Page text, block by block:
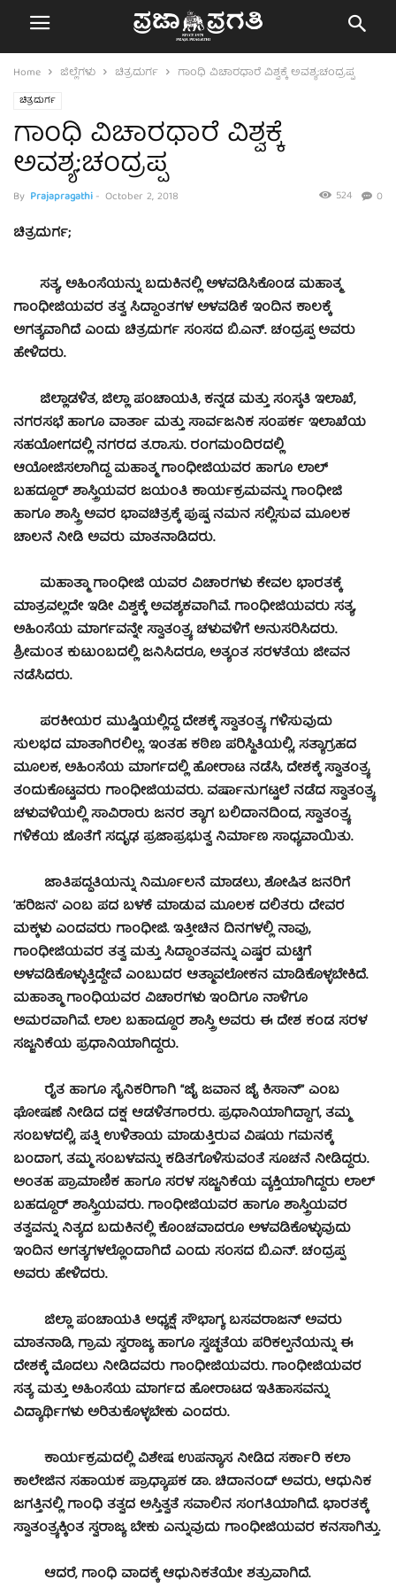
Home ಜಿಲ್ಲೆಗಳು ಚಿತ್ರದುರ್ಗ ಗಾಂಧಿ ವಿಚಾರಧಾರೆ ವಿಶ್ವಕ್ಕೆ ಅವಶ್ಯ:ಚಂದ್ರಪ್ಪ
ಚಿತ್ರದುರ್ಗ
ಗಾಂಧಿ ವಿಚಾರಧಾರೆ ವಿಶ್ವಕ್ಕೆ
ಅವಶ್ಯ:ಚಂದ್ರಪ್ಪ
By Prajapragathi- October 2, 2018 0
524
ಚಿತ್ರದುರ್ಗ;
ಸತ್ಯ, ಅಹಿಂಸೆಯನ್ನು ಬದುಕಿನಲ್ಲಿ ಅಳವಡಿಸಿಕೊಂಡ ಮಹಾತ್ಮ
ಗಾಂಧೀಜಿಯವರ ತತ್ವ ಸಿದ್ಧಾಂತಗಳ ಅಳವಡಿಕೆ ಇಂದಿನ ಕಾಲಕ್ಕೆ
ಅಗತ್ಯವಾಗಿದೆ ಎಂದು ಚಿತ್ರದುರ್ಗ ಸಂಸದ ಬಿ.ಎನ್. ಚಂದ್ರಪ್ಪ ಅವರು
ಹೇಳಿದರು.
ಜಿಲ್ಲಾಡಳಿತ, ಜಿಲ್ಲಾ ಪಂಚಾಯತಿ, ಕನ್ನಡ ಮತ್ತು ಸಂಸ್ಕತಿ ಇಲಾಖೆ,
ನಗರಸಭೆ ಹಾಗೂ ವಾರ್ತಾ ಮತ್ತು ಸಾರ್ವಜನಿಕ ಸಂಪರ್ಕ ಇಲಾಖೆಯ
ಸಹಯೋಗದಲ್ಲಿ ನಗರದ ತ.ರಾ.ಸು. ರಂಗಮಂದಿರದಲ್ಲಿ
ಆಯೋಜಿಸಲಾಗಿದ್ದ ಮಹಾತ್ಮ ಗಾಂಧೀಜಿಯವರ ಹಾಗೂ ಲಾಲ್
ಬಹದ್ದೂರ್ ಶಾಸ್ತ್ರಿಯವರ ಜಯಂತಿ ಕಾರ್ಯಕ್ರಮವನ್ನು ಗಾಂಧೀಜಿ
ಹಾಗೂ ಶಾಸ್ತ್ರಿ ಅವರ ಭಾವಚಿತ್ರಕ್ಕೆ ಪುಷ್ಪ ನಮನ ಸಲ್ಲಿಸುವ ಮೂಲಕ
ಚಾಲನೆ ನೀಡಿ ಅವರು ಮಾತನಾಡಿದರು.
ಮಹಾತ್ಮಾ ಗಾಂಧೀಜಿ ಯವರ ವಿಚಾರಗಳು ಕೇವಲ ಭಾರತಕ್ಕೆ
ಮಾತ್ರವಲ್ಲದೇ ಇಡೀ ವಿಶ್ವಕ್ಕೆ ಅವಶ್ಯಕವಾಗಿವೆ. ಗಾಂಧೀಜಿಯವರು ಸತ್ಯ,
ಅಹಿಂಸೆಯ ಮಾರ್ಗವನ್ನೇ ಸ್ವಾತಂತ್ರ್ಯ ಚಳುವಳಿಗೆ ಅನುಸರಿಸಿದರು.
ಶ್ರೀಮಂತ ಕುಟುಂಬದಲ್ಲಿ ಜನಿಸಿದರೂ, ಅತ್ಯಂತ ಸರಳತೆಯ ಜೀವನ
ನಡೆಸಿದರು.
ಪರಕೀಯರ ಮುಷ್ಟಿಯಲ್ಲಿದ್ದ ದೇಶಕ್ಕೆ ಸ್ವಾತಂತ್ರ್ಯ ಗಳಿಸುವುದು
ಸುಲಭದ ಮಾತಾಗಿರಲಿಲ್ಲ. ಇಂತಹ ಕಠಿಣ ಪರಿಸ್ಥಿತಿಯಲ್ಲಿ, ಸತ್ಯಾಗ್ರಹದ
ಮೂಲಕ, ಅಹಿಂಸೆಯ ಮಾರ್ಗದಲ್ಲಿ ಹೋರಾಟ ನಡೆಸಿ, ದೇಶಕ್ಕೆ ಸ್ವಾತಂತ್ರ್ಯ
ತಂದುಕೊಟ್ಟವರು ಗಾಂಧೀಜಿಯವರು. ವರ್ಷಾನುಗಟ್ಟಲೆ ನಡೆದ ಸ್ವಾತಂತ್ರ್ಯ
ಚಳುವಳಿಯಲ್ಲಿ ಸಾವಿರಾರು ಜನರ ತ್ಯಾಗ ಬಲಿದಾನದಿಂದ, ಸ್ವಾತಂತ್ರ್ಯ
ಗಳಿಕೆಯ ಜೊತೆಗೆ ಸದೃಢ ಪ್ರಜಾಪ್ರಭುತ್ವ ನಿರ್ಮಾಣ ಸಾಧ್ಯವಾಯಿತು.
ಜಾತಿಪದ್ಧತಿಯನ್ನು ನಿರ್ಮೂಲನೆ ಮಾಡಲು, ಶೋಷಿತ ಜನರಿಗೆ
‘ಹರಿಜನ’ ಎಂಬ ಪದ ಬಳಕೆ ಮಾಡುವ ಮೂಲಕ ದಲಿತರು ದೇವರ
ಮಕ್ಕಳು ಎಂದವರು ಗಾಂಧೀಜಿ. ಇತ್ತೀಚಿನ ದಿನಗಳಲ್ಲಿ ನಾವು,
ಗಾಂಧೀಜಿಯವರ ತತ್ವ ಮತ್ತು ಸಿದ್ಧಾಂತವನ್ನು ಎಷ್ಟರ ಮಟ್ಟಿಗೆ
ಅಳವಡಿಕೊಳ್ಳುತ್ತಿದ್ದೇವೆ ಎಂಬುದರ ಆತ್ಮಾವಲೋಕನ ಮಾಡಿಕೊಳ್ಳಬೇಕಿದೆ.
ಮಹಾತ್ಮಾ ಗಾಂಧಿಯವರ ವಿಚಾರಗಳು ಇಂದಿಗೂ ನಾಳಿಗೂ
ಅಮರವಾಗಿವೆ. ಲಾಲ ಬಹಾದ್ದೂರ ಶಾಸ್ತ್ರಿ ಅವರು ಈ ದೇಶ ಕಂಡ ಸರಳ
ಸಜ್ಜನಿಕೆಯ ಪ್ರಧಾನಿಯಾಗಿದ್ದರು.
ರೈತ ಹಾಗೂ ಸೈನಿಕರಿಗಾಗಿ “ಜೈ ಜವಾನ ಜೈ ಕಿಸಾನ್” ಎಂಬ
ಘೋಷಣೆ ನೀಡಿದ ದಕ್ಷ ಆಡಳಿತಗಾರರು. ಪ್ರಧಾನಿಯಾಗಿದ್ದಾಗ, ತಮ್ಮ
ಸಂಬಳದಲ್ಲಿ, ಪತ್ನಿ ಉಳಿತಾಯ ಮಾಡುತ್ತಿರುವ ವಿಷಯ ಗಮನಕ್ಕೆ
ಬಂದಾಗ, ತಮ್ಮ ಸಂಬಳವನ್ನು ಕಡಿತಗೊಳಿಸುವಂತೆ ಸೂಚನೆ ನೀಡಿದ್ದರು.
ಅಂತಹ ಪ್ರಾಮಾಣಿಕ ಹಾಗೂ ಸರಳ ಸಜ್ಜನಿಕೆಯ ವ್ಯಕ್ತಿಯಾಗಿದ್ದರು ಲಾಲ್
ಬಹದ್ದೂರ್ ಶಾಸ್ತ್ರಿಯವರು. ಗಾಂಧೀಜಿಯವರ ಹಾಗೂ ಶಾಸ್ತ್ರಿಯವರ
ತತ್ವವನ್ನು ನಿತ್ಯದ ಬದುಕಿನಲ್ಲಿ ಕೊಂಚವಾದರೂ ಅಳವಡಿಕೊಳ್ಳುವುದು
ಇಂದಿನ ಅಗತ್ಯಗಳಲ್ಲೊಂದಾಗಿದೆ ಎಂದು ಸಂಸದ ಬಿ.ಎನ್. ಚಂದ್ರಪ್ಪ
ಅವರು ಹೇಳಿದರು.
ಜಿಲ್ಲಾ ಪಂಚಾಯತಿ ಅಧ್ಯಕ್ಷೆ ಸೌಭಾಗ್ಯ ಬಸವರಾಜನ್ ಅವರು
ಮಾತನಾಡಿ, ಗ್ರಾಮ ಸ್ವರಾಜ್ಯ ಹಾಗೂ ಸ್ವಚ್ಛತೆಯ ಪರಿಕಲ್ಪನೆಯನ್ನು ಈ
ದೇಶಕ್ಕೆ ಮೊದಲು ನೀಡಿದವರು ಗಾಂಧೀಜಿಯವರು. ಗಾಂಧೀಜಿಯವರ
ಸತ್ಯ ಮತ್ತು ಅಹಿಂಸೆಯ ಮಾರ್ಗದ ಹೋರಾಟದ ಇತಿಹಾಸವನ್ನು
ವಿದ್ಯಾರ್ಥಿಗಳು ಅರಿತುಕೊಳ್ಳಬೇಕು ಎಂದರು.
ಕಾರ್ಯಕ್ರಮದಲ್ಲಿ ವಿಶೇಷ ಉಪನ್ಯಾಸ ನೀಡಿದ ಸರ್ಕಾರಿ ಕಲಾ
ಕಾಲೇಜಿನ ಸಹಾಯಕ ಪ್ರಾಧ್ಯಾಪಕ ಡಾ. ಚಿದಾನಂದ್ ಅವರು, ಆಧುನಿಕ
ಜಗತ್ತಿನಲ್ಲಿ ಗಾಂಧಿ ತತ್ವದ ಅಸ್ತಿತ್ವತೆ ಸವಾಲಿನ ಸಂಗತಿಯಾಗಿದೆ. ಭಾರತಕ್ಕೆ
ಸ್ವಾತಂತ್ರ್ಯಕ್ಕಿಂತ ಸ್ವರಾಜ್ಯ ಬೇಕು ಎನ್ನುವುದು ಗಾಂಧೀಜಿಯವರ ಕನಸಾಗಿತ್ತು.
ಆದರೆ, ಗಾಂಧಿ ವಾದಕ್ಕೆ ಆಧುನಿಕತೆಯೇ ಶತ್ರುವಾಗಿದೆ.